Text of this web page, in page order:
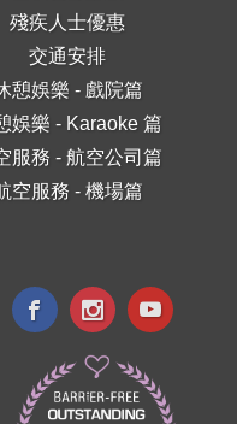
殘疾人士優惠
交通安排
憩娛樂 - 戲院篇
娛樂 - Karaoke 篇
服務 - 航空公司篇
空服務 - 機場篇